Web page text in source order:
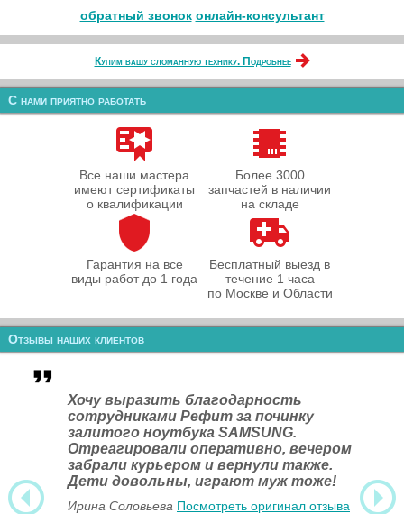
обратный звонок онлайн‑консультант
Купим вашу сломанную технику. Подробнее
С нами приятно работать
Все наши мастера
имеют сертификаты
о квалификации
Более 3000
запчастей в наличии
на складе
Гарантия на все
виды работ до 1 года
Бесплатный выезд в
течение 1 часа
по Москве и Области
Отзывы наших клиентов
Хочу выразить благодарность
сотрудниками Рефит за починку
залитого ноутбука SAMSUNG.
Отреагировали оперативно, вечером
забрали курьером и вернули также.
Дети довольны, играют муж тоже!
Ирина Соловьева Посмотреть оригинал отзыва